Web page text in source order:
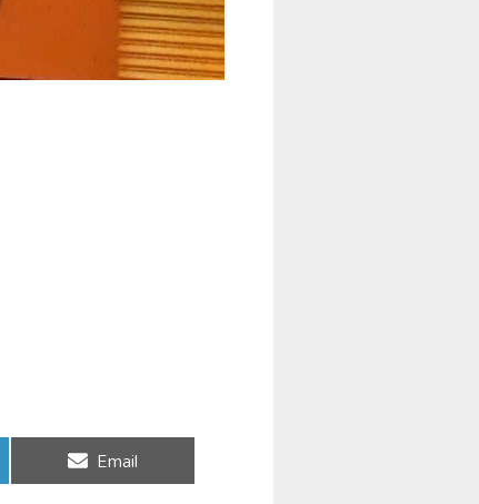
Share
on
Email